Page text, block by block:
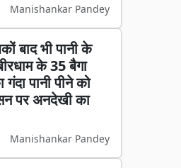
Manishankar Pandey
बाद भी पानी के
के 35 बैगा
गंदा पानी पीने को
पर अनदेखी का
Manishankar Pandey